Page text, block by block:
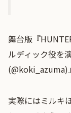
舞台版『
ルディック役を
(@koki_azuma)
実際にはミルキ